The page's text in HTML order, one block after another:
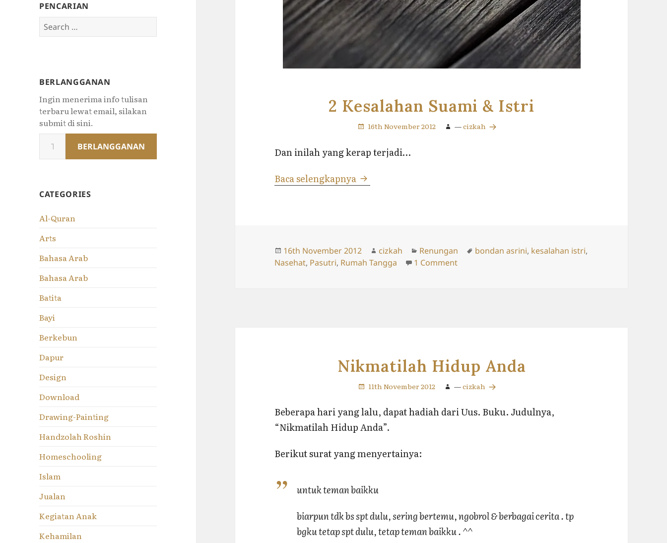
PENCARIAN
Search
for:
BERLANGGANAN
Ingin menerima info tulisan
terbaru lewat email, silakan
submit di sini.
your
email…
BERLANGGANAN
CATEGORIES
Al-Quran
Arts
Bahasa Arab
Bahasa Arab
Batita
Bayi
Berkebun
Dapur
Design
Download
Drawing-Painting
Handzolah Roshin
Homeschooling
Islam
Jualan
Kegiatan Anak
Kehamilan
2 Kesalahan Suami & Istri
16th November 2012 —cizkah
Dan inilah yang kerap terjadi…
Baca selengkapnya 2 Kesalahan Suami & Istri
Posted
on
16th November 2012 Author
cizkah Categories
Renungan Tags
bondan asrini, kesalahan istri,
Nasehat, Pasutri, Rumah Tangga 1 Commenton 2 Kesalahan Suami & Istri
Nikmatilah Hidup Anda
11th November 2012 —cizkah
Beberapa hari yang lalu, dapat hadiah dari Uus. Buku. Judulnya,
“Nikmatilah Hidup Anda”.
Berikut surat yang menyertainya:
untuk teman baikku
biarpun tdk bs spt dulu, sering bertemu, ngobrol & berbagai cerita . tp
bgku tetap spt dulu, tetap teman baikku . ^^